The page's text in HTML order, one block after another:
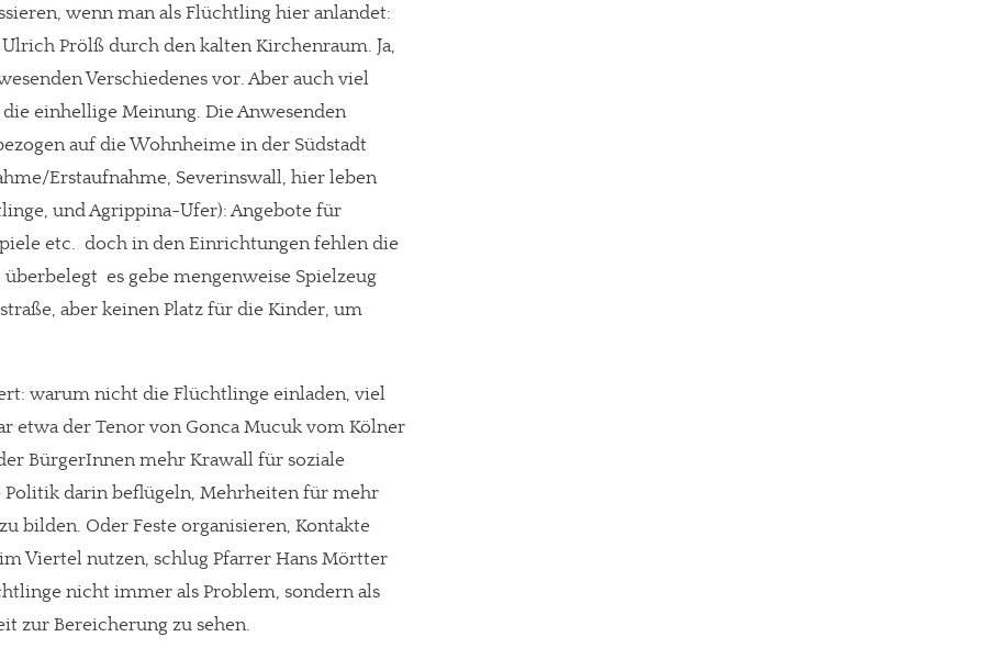
wenn man als Flüchtling hier anlandet:
Prölß durch den kalten Kirchenraum. Ja,
Verschiedenes vor. Aber auch viel
die einhellige Meinung. Die Anwesenden
auf die Wohnheime in der Südstadt
Erstaufnahme, Severinswall, hier leben
und Agrippina-Ufer): Angebote für
etc.  doch in den Einrichtungen fehlen die
 es gebe mengenweise Spielzeug
aber keinen Platz für die Kinder, um
warum nicht die Flüchtlinge einladen, viel
etwa der Tenor von Gonca Mucuk vom Kölner
BürgerInnen mehr Krawall für soziale
Politik darin beflügeln, Mehrheiten für mehr
bilden. Oder Feste organisieren, Kontakte
Viertel nutzen, schlug Pfarrer Hans Mörtter
nicht immer als Problem, sondern als
zur Bereicherung zu sehen.